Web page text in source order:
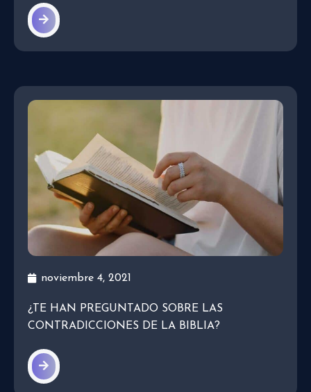
noviembre 4, 2021
¿TE HAN PREGUNTADO SOBRE LAS
CONTRADICCIONES DE LA BIBLIA?